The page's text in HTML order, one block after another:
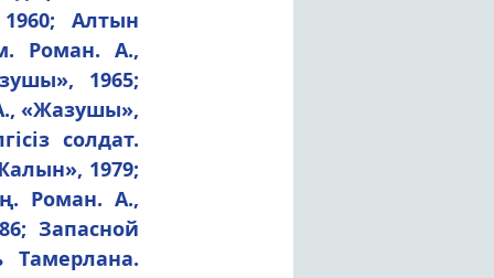
Алтын
Роман. А.,
1965;
«Жазушы»,
солдат.
1979;
Роман. А.,
Запасной
Тамерлана.